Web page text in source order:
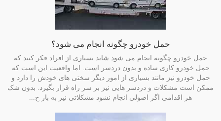
حمل خودرو چگونه انجام می شود؟
حمل خودرو چگونه انجام می شود شاید بسیاری از افراد فکر کنند که
حمل خودرو کاری ساده و بدون دردسر است. اما واقعیت این است که
حمل خودرو نیز مانند بسیاری از امور دیگر سختی های خودش را دارد و
ممکن است مشکلات و دردسر هایی نیز بر سر راه قرار بگیرد. بدون شک
هر اقدامی اگر اصولی انجام نشود مشکلاتی نیز به بار خ...